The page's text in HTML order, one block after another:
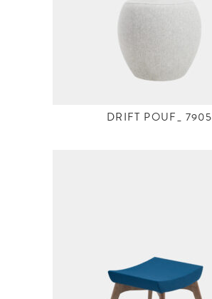
DRIFT POUF_ 7905